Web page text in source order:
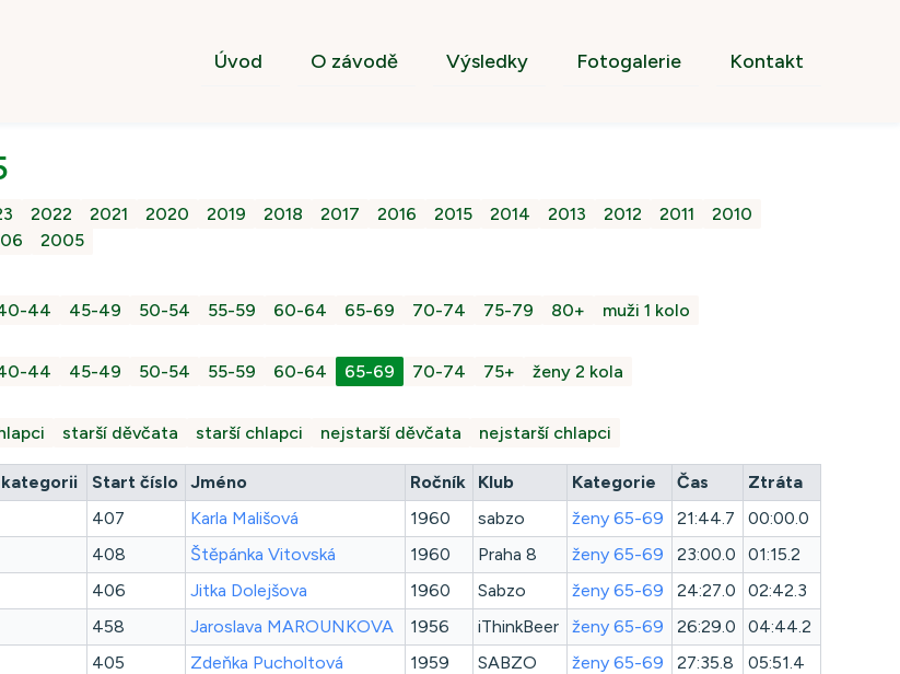
Úvod O závodě Výsledky Fotogalerie Kontakt
2022 2021 2020 2019 2018 2017 2016 2015 2014 2013 2012 2011
2010
2005
44 45-49 50-54 55-59 60-64 65-69 70-74 75-79 80+
muži 1 kolo
44 45-49 50-54 55-59 60-64 65-69 70-74 75+
ženy 2 kola
starší děvčata starší chlapci nejstarší děvčata nejstarší chlapci
kategorii Start číslo Jméno Ročník Klub Kategorie Čas
Ztráta
407 Karla Mališová 1960 sabzo ženy 65-69 21:44.7
00:00.0
408 Štěpánka Vitovská 1960 Praha 8 ženy 65-69 23:00.0
01:15.2
406 Jitka Dolejšova 1960 Sabzo ženy 65-69 24:27.0
02:42.3
458 Jaroslava MAROUNKOVA 1956 iThinkBeer ženy 65-69 26:29.0
04:44.2
405 Zdeňka Pucholtová 1959 SABZO ženy 65-69 27:35.8 05:51.4